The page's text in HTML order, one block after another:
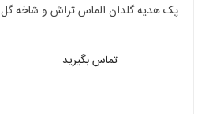
پک هدیه گلدان الماس تراش و شاخه گل
تماس بگیرید